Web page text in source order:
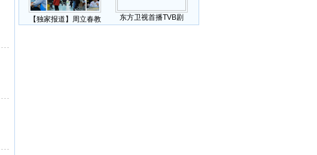
【独家报道】周立春教 东方卫视首播TVB剧